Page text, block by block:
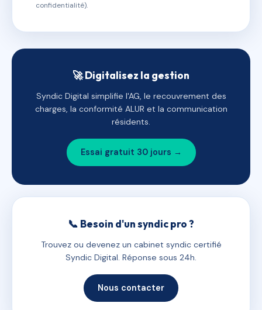
confidentialité).
🚀 Digitalisez la gestion
Syndic Digital simplifie l'AG, le recouvrement des
charges, la conformité ALUR et la communication
résidents.
Essai gratuit 30 jours →
📞 Besoin d'un syndic pro ?
Trouvez ou devenez un cabinet syndic certifié
Syndic Digital. Réponse sous 24h.
Nous contacter